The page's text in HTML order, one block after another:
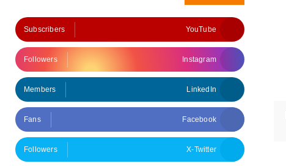
YouTube
Subscribers
Instagram
Followers
LinkedIn
Members
Facebook
Fans
X-Twitter
Followers